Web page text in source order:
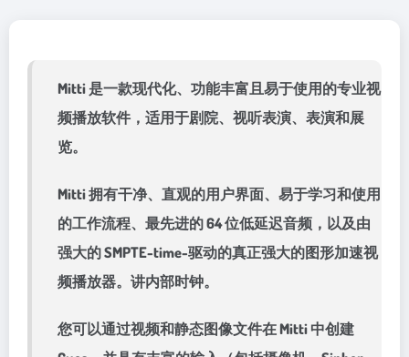
Mitti 是一款现代化、功能丰富且易于使用的专业视
频播放软件，适用于剧院、视听表演、表演和展
览。
Mitti 拥有干净、直观的用户界面、易于学习和使用
的工作流程、最先进的 64 位低延迟音频，以及由
强大的 SMPTE-time-驱动的真正强大的图形加速视
频播放器。讲内部时钟。
您可以通过视频和静态图像文件在 Mitti 中创建